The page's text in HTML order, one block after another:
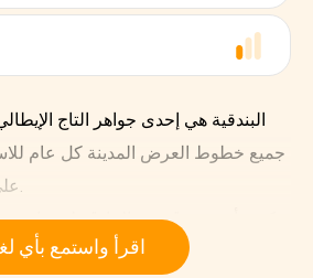
البندقية هي إحدى جواهر التاج
جميع خطوط العرض المدينة كل عام
على طول قنوات البندقية.
كيف أصبحت "مدينة الماء" على ما هي
اقرأ واستمع بأي